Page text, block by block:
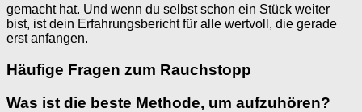
gemacht hat. Und wenn du selbst schon ein Stück weiter
bist, ist dein Erfahrungsbericht für alle wertvoll, die gerade
erst anfangen.
Häufige Fragen zum Rauchstopp
Was ist die beste Methode, um aufzuhören?